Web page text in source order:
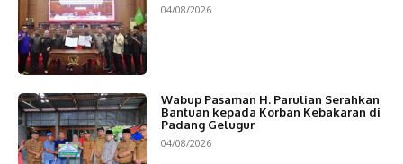
04/08/2026
Wabup Pasaman H. Parulian Serahkan
Bantuan kepada Korban Kebakaran di
Padang Gelugur
04/08/2026